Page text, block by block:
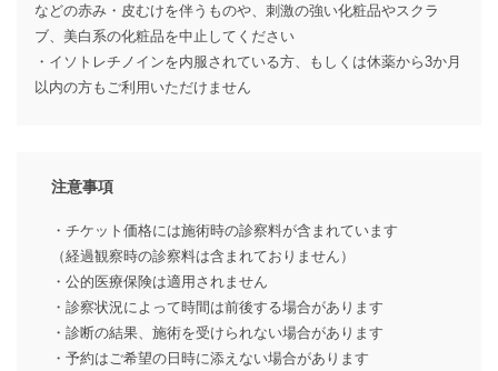
などの赤み・皮むけを伴うものや、刺激の強い化粧品やスクラ
ブ、美白系の化粧品を中止してください
・イソトレチノインを内服されている方、もしくは休薬から3か月
以内の方もご利用いただけません
注意事項
・チケット価格には施術時の診察料が含まれています
（経過観察時の診察料は含まれておりません）
・公的医療保険は適用されません
・診察状況によって時間は前後する場合があります
・診断の結果、施術を受けられない場合があります
・予約はご希望の日時に添えない場合があります